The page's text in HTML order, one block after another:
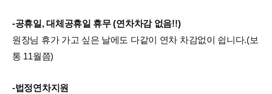
-공휴일, 대체공휴일 휴무 (연차차감 없음!!)
원장님 휴가 가고 싶은 날에도 다같이 연차 차감없이 쉽니다.(보
통 11월쯤)
-법정연차지원